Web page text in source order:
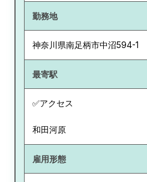
勤務地
神奈川県南足柄市中沼594-1
最寄駅
✅アクセス
和田河原
雇用形態